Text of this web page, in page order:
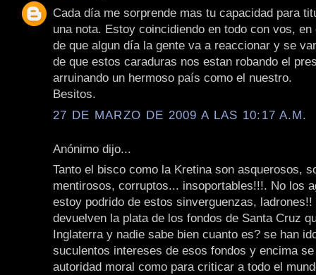
Cada día me sorprende mas tu capacidad para
una nota. Estoy coincidiendo en todo con vos,
de que algun día la gente va a reaccionar y se
de que estos caraduras nos estan robando el
arruinando un hermoso país como el nuestro.
Besitos.
27 DE MARZO DE 2009 A LAS 10:17 A.M.
Anónimo dijo...
Tanto el bisco como la Kretina son asquerosos,
mentirosos, corruptos... insoportables!!!. No los
estoy podrido de estos sinverguenzas, ladrones!!
devuelven la plata de los fondos de Santa Cruz
Inglaterra y nadie sabe bien cuanto es? se han
suculentos intereses de esos fondos y encima
autoridad moral como para criticar a todo el